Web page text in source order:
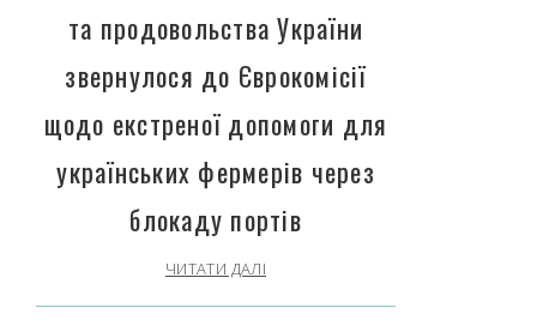
та продовольства України
звернулося до Єврокомісії
щодо екстреної допомоги для
українських фермерів через
блокаду портів
ЧИТАТИ ДАЛІ